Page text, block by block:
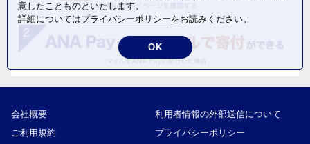
会社概要
利用者情報の外部送信について
ご利用規約
プライバシーポリシー
意したことものといたします。
詳細についてはプライバシーポリシーをお読みください。
OK